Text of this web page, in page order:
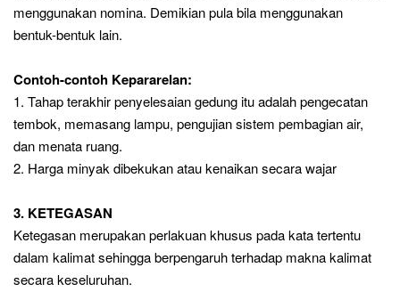
menggunakan nomina. Demikian pula bila menggunakan
bentuk-bentuk lain.
Contoh-contoh Kepararelan:
1. Tahap terakhir penyelesaian gedung itu adalah pengecatan
tembok, memasang lampu, pengujian sistem pembagian air,
dan menata ruang.
2. Harga minyak dibekukan atau kenaikan secara wajar
3. KETEGASAN
Ketegasan merupakan perlakuan khusus pada kata tertentu
dalam kalimat sehingga berpengaruh terhadap makna kalimat
secara keseluruhan.